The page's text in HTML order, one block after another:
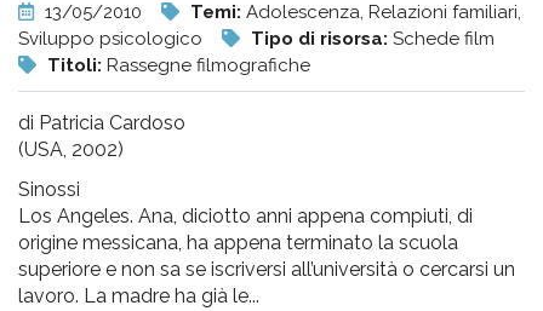
13/05/2010 Temi: Adolescenza, Relazioni familiari,
Sviluppo psicologico
Tipo di risorsa: Schede film
Titoli: Rassegne filmografiche
di Patricia Cardoso
(USA, 2002)
Sinossi
Los Angeles. Ana, diciotto anni appena compiuti, di
origine messicana, ha appena terminato la scuola
superiore e non sa se iscriversi all’università o cercarsi un
lavoro. La madre ha già le...